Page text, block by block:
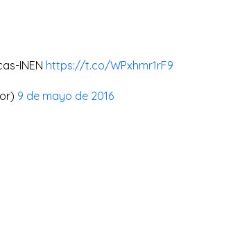
INEN https://t.co/WPxhmr1rF9
9 de mayo de 2016